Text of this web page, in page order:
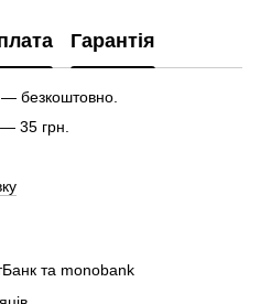
Гарантія
безкоштовно.
35 грн.
та monobank